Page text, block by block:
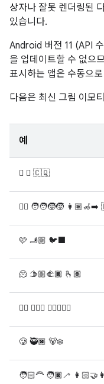
상자나 잘못 렌더링된
있습니다.
Android 버전 11 (API
을 업데이트할 수 없으
표시하는 앱은 수동으
다음은 최신 그림 이모
예
🫩 🪉 🇨🇶
🐦‍🔥 🧑‍🧑‍🧒‍🧒
🩷 🫸🏼 🐦‍⬛
🫠 🫱🏼‍🫲🏿 🫰🏽
😶‍🌫️ 🧔🏻‍♀️ 🧑🏿‍❤️‍🧑🏾
🥲 🥷🏿 🐻‍❄️
🧑🏻‍🦰 🧑🏿‍🦯